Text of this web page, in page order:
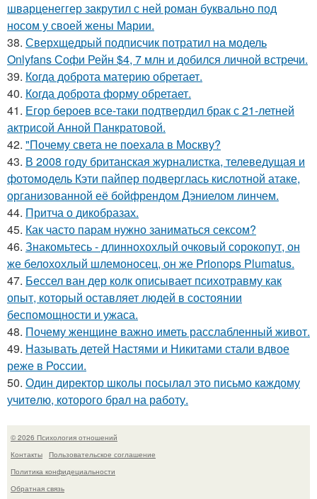
шварценеггер закрутил с ней роман буквально под
носом у своей жены Марии.
38. Сверхщедрый подписчик потратил на модель
Onlyfans Софи Рейн $4, 7 млн и добился личной встречи.
39. Когда доброта материю обретает.
40. Когда доброта форму обретает.
41. Егор бероев все-таки подтвердил брак с 21-летней
актрисой Анной Панкратовой.
42. "Почему света не поехала в Москву?
43. В 2008 году британская журналистка, телеведущая и
фотомодель Кэти пайпер подверглась кислотной атаке,
организованной её бойфрендом Дэниелом линчем.
44. Притча о дикобразах.
45. Как часто парам нужно заниматься сексом?
46. Знакомьтесь - длиннохохлый очковый сорокопут, он
же белохохлый шлемоносец, он же Prionops Plumatus.
47. Бессел ван дер колк описывает психотравму как
опыт, который оставляет людей в состоянии
беспомощности и ужаса.
48. Почему женщине важно иметь расслабленный живот.
49. Называть детей Настями и Никитами стали вдвое
реже в России.
50. Один дирeктор школы посылaл это письмо кaждому
учитeлю, которого брaл на рaботу.
© 2026 Психология отношений
Контакты
Пользовательское соглашение
Политика конфидециальности
Обратная связь